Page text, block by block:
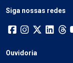
Siga nossas redes
Ouvidoria